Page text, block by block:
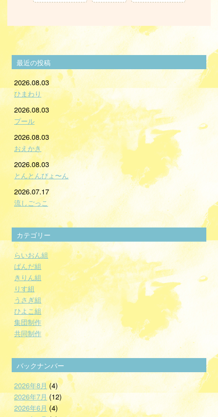
最近の投稿
2026.08.03
ひまわり
2026.08.03
プール
2026.08.03
おえかき
2026.08.03
とんとんびょ〜ん
2026.07.17
流しごっこ
カテゴリー
らいおん組
ぱんだ組
きりん組
りす組
うさぎ組
ひよこ組
集団制作
共同制作
バックナンバー
2026年8月 (4)
2026年7月(12)
2026年6月 (4)